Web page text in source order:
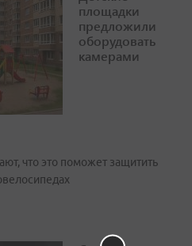
площадки
предложили
оборудовать
камерами
что это поможет защитить